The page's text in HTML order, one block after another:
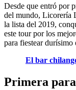
Desde que entró por
del mundo, Licorería
la lista del 2019,
este tour por los
para fiestear durísimo
El bar
Primera